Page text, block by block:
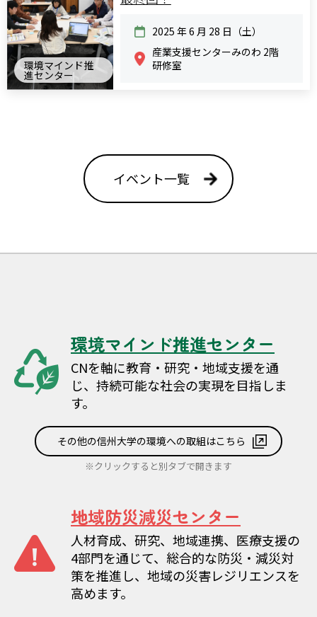
環境マインド推
進センター
2025 年 6 月 28 日（土）
産業支援センターみのわ 2階
研修室
イベント一覧
環境マインド推進センター
CNを軸に教育・研究・地域支援を通
じ、持続可能な社会の実現を目指しま
す。
その他の信州大学の環境への取組はこちら
※クリックすると別タブで開きます
地域防災減災センター
人材育成、研究、地域連携、医療支援の
4部門を通じて、総合的な防災・減災対
策を推進し、地域の災害レジリエンスを
高めます。